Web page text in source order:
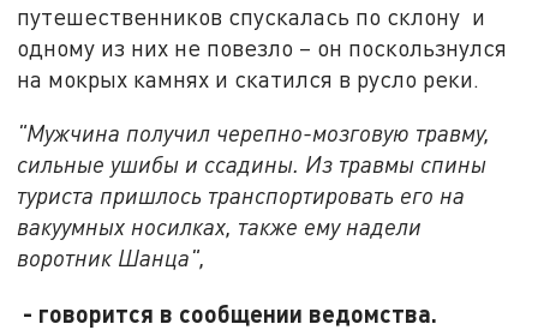
путешественников спускалась по склону и
одному из них не повезло – он поскользнулся
на мокрых камнях и скатился в русло реки.
"Мужчина получил черепно-мозговую травму,
сильные ушибы и ссадины. Из травмы спины
туриста пришлось транспортировать его на
вакуумных носилках, также ему надели
воротник Шанца",
- говорится в сообщении ведомства.